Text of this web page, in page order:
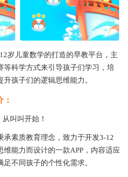
岁儿童数学的打造的早教平台，主
等科学方式来引导孩子们学习，培
孩子们的逻辑思维能力。
叫叫开始！
承素质教育理念，致力于开发3-12
能力而设计的一款APP，内容适应
不同孩子的个性化需求。